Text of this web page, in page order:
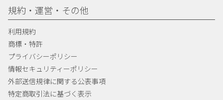
規約・運営・その他
利用規約
商標・特許
プライバシーポリシー
情報セキュリティーポリシー
外部送信規律に関する公表事項
特定商取引法に基づく表示